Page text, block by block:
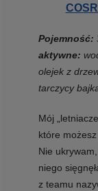
Pojemność:
aktywne:
olejek z
tarczycy
Mój
które
Nie
niego
z teamu